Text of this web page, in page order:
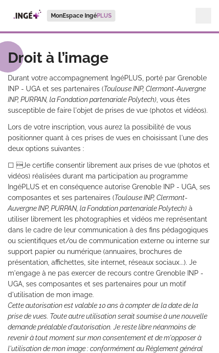
Go to main content Go to main menu Go to footer
MonEspace IngéPLUS
Droit à l’image
Durant votre accompagnement IngéPLUS, porté par Grenoble
INP - UGA et ses partenaires (Toulouse INP, Clermont-Auvergne
INP, PURPAN, la Fondation partenariale Polytech) , vous êtes
susceptible de faire l'objet de prises de vue (photos et vidéos).
Lors de votre inscription, vous aurez la possibilité de vous
positionner quant à ces prises de vues en choisissant l'une des
deux options suivantes :
☐ Je certifie consentir librement aux prises de vue (photos et
vidéos) réalisées durant ma participation au programme
IngéPLUS et en conséquence autorise Grenoble INP - UGA, ses
composantes et ses partenaires (Toulouse INP, Clermont-
Auvergne INP, PURPAN, la Fondation partenariale Polytech) à
utiliser librement les photographies et vidéos me représentant
dans le cadre de leur communication à des fins pédagogiques
ou scientifiques et/ou de communication externe ou interne sur
support papier ou numérique (annuaires, brochures de
présentation, affichettes, site internet, réseaux sociaux...). Je
m'engage à ne pas exercer de recours contre Grenoble INP -
UGA, ses composantes et ses partenaires pour un motif
d'utilisation de mon image.
Cette autorisation est valable 10 ans à compter de la date de la
prise de vues. Toute autre utilisation serait soumise à une nouvelle
demande préalable d'autorisation. Je reste libre néanmoins de
revenir à tout moment sur mon consentement et de m'opposer à
l'utilisation de mon image : conformément au Règlement général